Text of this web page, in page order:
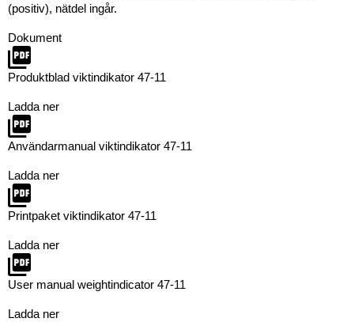
(positiv), nätdel ingår.
Dokument
Produktblad viktindikator 47-11
Ladda ner
Användarmanual viktindikator 47-11
Ladda ner
Printpaket viktindikator 47-11
Ladda ner
User manual weightindicator 47-11
Ladda ner